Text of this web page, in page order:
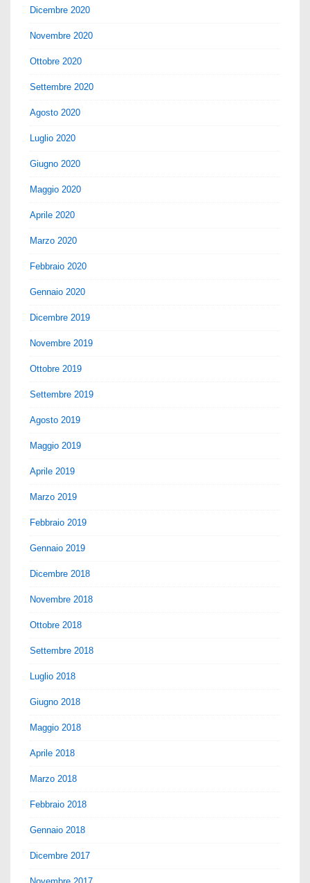
Dicembre 2020
Novembre 2020
Ottobre 2020
Settembre 2020
Agosto 2020
Luglio 2020
Giugno 2020
Maggio 2020
Aprile 2020
Marzo 2020
Febbraio 2020
Gennaio 2020
Dicembre 2019
Novembre 2019
Ottobre 2019
Settembre 2019
Agosto 2019
Maggio 2019
Aprile 2019
Marzo 2019
Febbraio 2019
Gennaio 2019
Dicembre 2018
Novembre 2018
Ottobre 2018
Settembre 2018
Luglio 2018
Giugno 2018
Maggio 2018
Aprile 2018
Marzo 2018
Febbraio 2018
Gennaio 2018
Dicembre 2017